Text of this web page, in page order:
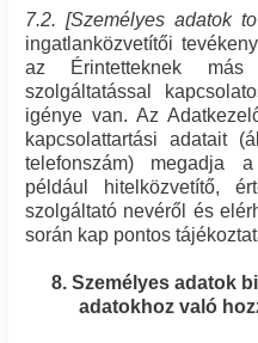
7.2. [Személyes adatok
ingatlanközvetítői
az Érintetteknek
szolgáltatással
igénye van. Az
kapcsolattartási adatait
telefonszám) megadja
például hitelközvetítő,
szolgáltató nevéről és
során kap pontos
8. Személyes adatok
adatokhoz való